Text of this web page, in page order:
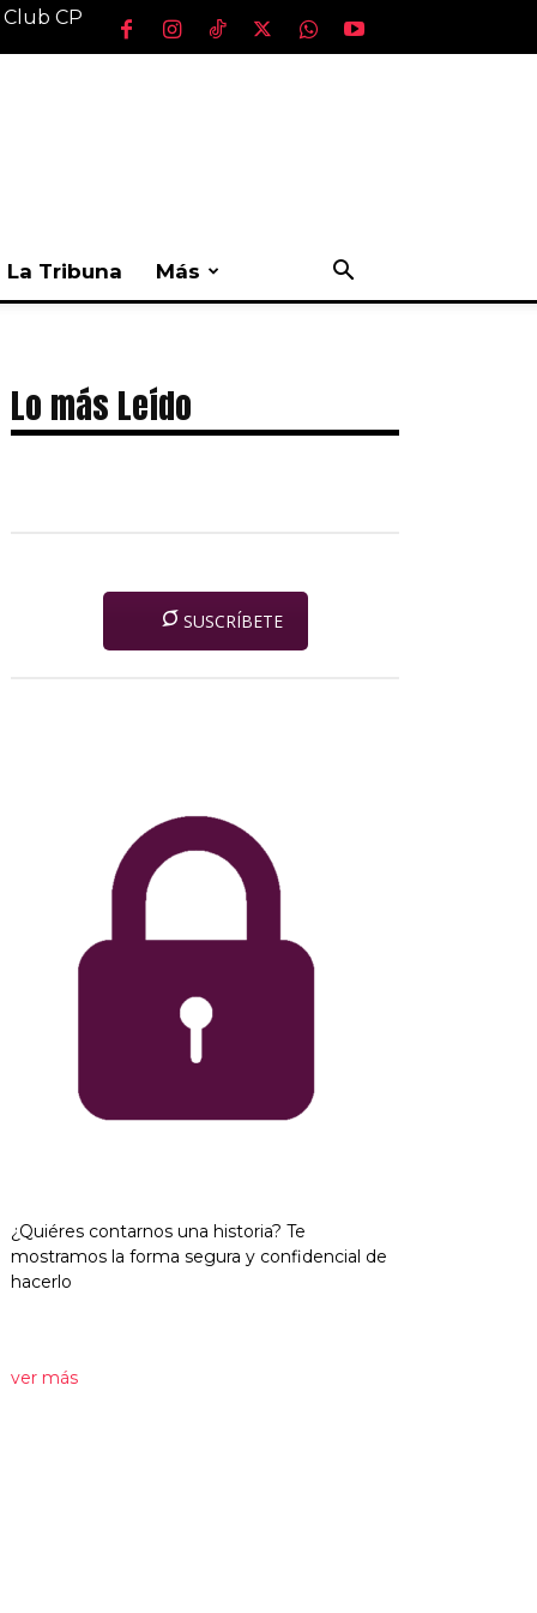
CP
La Tribuna Más
Lo más Leído
SUSCRÍBETE
¿Quiéres contarnos una historia? Te
mostramos la forma segura y confidencial de
hacerlo
ver más